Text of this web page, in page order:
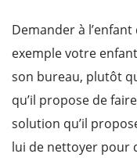
Demander à
exemple votre
son bureau, plutôt
qu’il propose de
solution qu’il
lui de nettoyer pour